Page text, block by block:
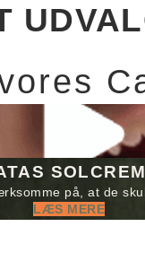
på, at de
LÆS MERE